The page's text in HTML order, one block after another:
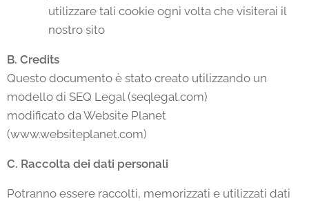
utilizzare tali cookie ogni volta che visiterai il
nostro sito
B. Credits
Questo documento è stato creato utilizzando un
modello di SEQ Legal (seqlegal.com)
modificato da Website Planet
(www.websiteplanet.com)
C. Raccolta dei dati personali
Potranno essere raccolti, memorizzati e utilizzati dati